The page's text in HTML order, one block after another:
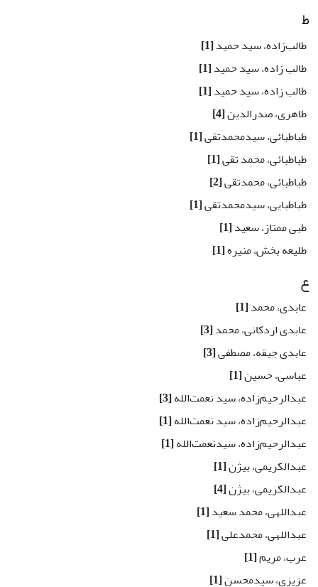
ط
طالب‌زاده، سید حمید[1]
طالب زاده، سید حمید[1]
طالب زاده، سید حمید[1]
طاهری، صدرالدین[4]
طباطبائی، سیدمحمدتقی[1]
طباطبائی، محمد تقی[1]
طباطبائی، محمدتقی[2]
طباطبایی، سیدمحمدتقی[1]
طبی ممتاز، سعید[1]
طلیعه بخش، منیره[1]
ع
عابدی، محمد[1]
عابدی اردکانی، محمد[3]
عابدی جیقه، مصطفی[3]
عباسی، حسین[1]
عبدالرحیم‌زاده، سید نعمت‌الله[3]
عبدالرحیم‌زاده، سید نعمت‌الله[1]
عبدالرحیم‌زاده، سیدنعمت‌الله[1]
عبدالکریمی، بیژن[1]
عبدالکریمی، بیژن[4]
عبداللهی، محمد سعید[1]
عبداللهی، محمدعلی[1]
عرب، مریم[1]
عزیزی، سیدمحسن[1]